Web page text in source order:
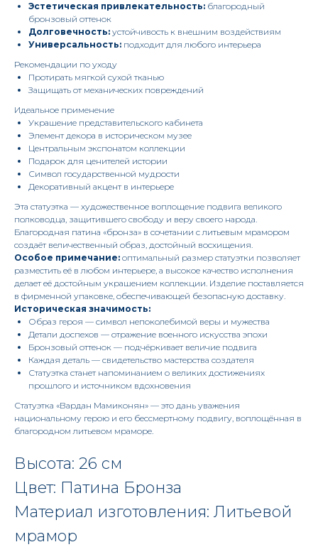
Эстетическая привлекательность: благородный
бронзовый оттенок
Долговечность: устойчивость к внешним воздействиям
Универсальность: подходит для любого интерьера
Рекомендации по уходу
Протирать мягкой сухой тканью
Защищать от механических повреждений
Идеальное применение
Украшение представительского кабинета
Элемент декора в историческом музее
Центральным экспонатом коллекции
Подарок для ценителей истории
Символ государственной мудрости
Декоративный акцент в интерьере
Эта статуэтка — художественное воплощение подвига великого
полководца, защитившего свободу и веру своего народа.
Благородная патина «бронза» в сочетании с литьевым мрамором
создаёт величественный образ, достойный восхищения.
Особое примечание: оптимальный размер статуэтки позволяет
разместить её в любом интерьере, а высокое качество исполнения
делает её достойным украшением коллекции. Изделие поставляется
в фирменной упаковке, обеспечивающей безопасную доставку.
Историческая значимость:
Образ героя — символ непоколебимой веры и мужества
Детали доспехов — отражение военного искусства эпохи
Бронзовый оттенок — подчёркивает величие подвига
Каждая деталь — свидетельство мастерства создателя
Статуэтка станет напоминанием о великих достижениях
прошлого и источником вдохновения
Статуэтка «Вардан Мамиконян» — это дань уважения
национальному герою и его бессмертному подвигу, воплощённая в
благородном литьевом мраморе.
Высота: 26 см
Цвет: Патина Бронза
Материал изготовления: Литьевой
мрамор